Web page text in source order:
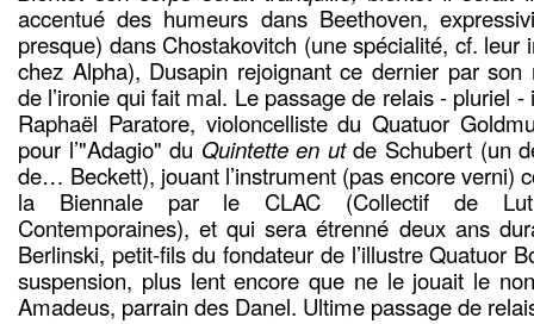
accentué des humeurs dans Beethoven,
presque) dans Chostakovitch (une spécialité, cf. leur
chez Alpha), Dusapin rejoignant ce dernier par son
de l’ironie qui fait mal. Le passage de relais - pluriel
Raphaël Paratore, violoncelliste du Quatuor
pour l’"Adagio" du Quintette en utde Schubert (un
de… Beckett), jouant l’instrument (pas encore verni)
la Biennale par le CLAC (Collectif de
Contemporaines), et qui sera étrenné deux ans
Berlinski, petit-fils du fondateur de l’illustre Quatuor
suspension, plus lent encore que ne le jouait le
Amadeus, parrain des Danel. Ultime passage de